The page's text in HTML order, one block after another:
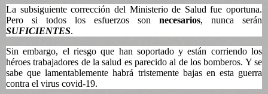
La subsiguiente corrección del Ministerio de Salud fue oportuna.
Pero si todos los esfuerzos son necesarios, nunca serán
SUFICIENTES.
Sin embargo, el riesgo que han soportado y están corriendo los
héroes trabajadores de la salud es parecido al de los bomberos. Y se
sabe que lamentablemente habrá tristemente bajas en esta guerra
contra el virus covid-19.